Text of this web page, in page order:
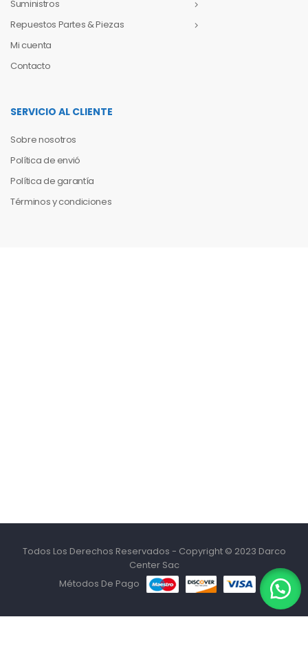
Suministros
Repuestos Partes & Piezas
Mi cuenta
Contacto
SERVICIO AL CLIENTE
Sobre nosotros
Política de envió
Política de garantía
Términos y condiciones
Todos Los Derechos Reservados - Copyright © 2023 Darco
Center Sac
Métodos De Pago